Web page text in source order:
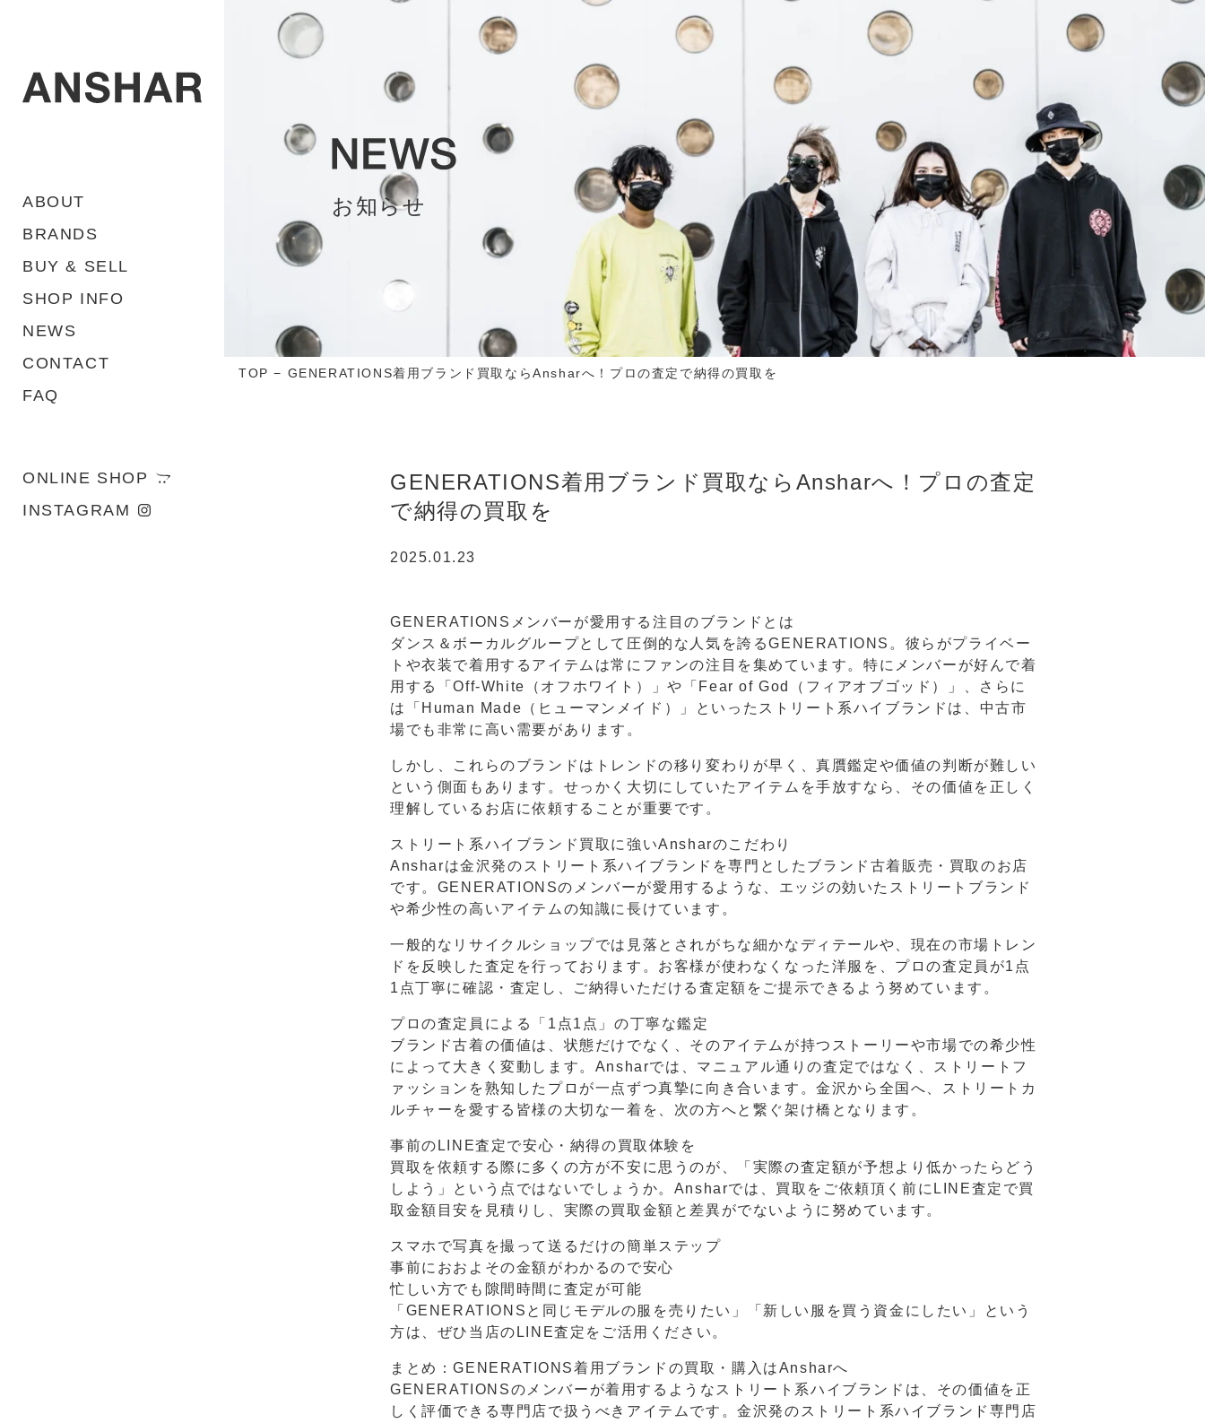
ABOUT
BRANDS
BUY & SELL
SHOP INFO
NEWS
CONTACT
FAQ
ONLINE SHOP
INSTAGRAM
お知らせ
TOP − GENERATIONS着用ブランド買取ならAnsharへ！プロの査定で納得の買取を
GENERATIONS着用ブランド買取ならAnsharへ！プロの査定
で納得の買取を
2025.01.23
GENERATIONSメンバーが愛用する注目のブランドとは
ダンス＆ボーカルグループとして圧倒的な人気を誇るGENERATIONS。彼らがプライベー
トや衣装で着用するアイテムは常にファンの注目を集めています。特にメンバーが好んで着
用する「Off-White（オフホワイト）」や「Fear of God（フィアオブゴッド）」、さらに
は「Human Made（ヒューマンメイド）」といったストリート系ハイブランドは、中古市
場でも非常に高い需要があります。
しかし、これらのブランドはトレンドの移り変わりが早く、真贋鑑定や価値の判断が難しい
という側面もあります。せっかく大切にしていたアイテムを手放すなら、その価値を正しく
理解しているお店に依頼することが重要です。
ストリート系ハイブランド買取に強いAnsharのこだわり
Ansharは金沢発のストリート系ハイブランドを専門としたブランド古着販売・買取のお店
です。GENERATIONSのメンバーが愛用するような、エッジの効いたストリートブランド
や希少性の高いアイテムの知識に長けています。
一般的なリサイクルショップでは見落とされがちな細かなディテールや、現在の市場トレン
ドを反映した査定を行っております。お客様が使わなくなった洋服を、プロの査定員が1点
1点丁寧に確認・査定し、ご納得いただける査定額をご提示できるよう努めています。
プロの査定員による「1点1点」の丁寧な鑑定
ブランド古着の価値は、状態だけでなく、そのアイテムが持つストーリーや市場での希少性
によって大きく変動します。Ansharでは、マニュアル通りの査定ではなく、ストリートフ
ァッションを熟知したプロが一点ずつ真摯に向き合います。金沢から全国へ、ストリートカ
ルチャーを愛する皆様の大切な一着を、次の方へと繋ぐ架け橋となります。
事前のLINE査定で安心・納得の買取体験を
買取を依頼する際に多くの方が不安に思うのが、「実際の査定額が予想より低かったらどう
しよう」という点ではないでしょうか。Ansharでは、買取をご依頼頂く前にLINE査定で買
取金額目安を見積りし、実際の買取金額と差異がでないように努めています。
スマホで写真を撮って送るだけの簡単ステップ
事前におおよその金額がわかるので安心
忙しい方でも隙間時間に査定が可能
「GENERATIONSと同じモデルの服を売りたい」「新しい服を買う資金にしたい」という
方は、ぜひ当店のLINE査定をご活用ください。
まとめ：GENERATIONS着用ブランドの買取・購入はAnsharへ
GENERATIONSのメンバーが着用するようなストリート系ハイブランドは、その価値を正
しく評価できる専門店で扱うべきアイテムです。金沢発のストリート系ハイブランド専門店